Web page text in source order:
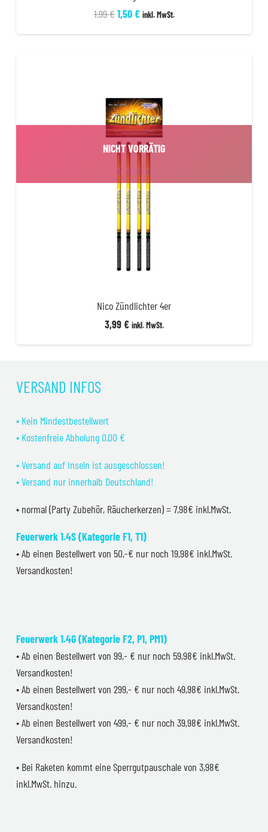
1,99€ Ursprünglicher
1,50€Aktueller
inkl. MwSt.
NICHT VORRÄTIG
Nico Zündlichter 4er
3,99€ inkl. MwSt.
VERSAND INFOS
• Kein Mindestbestellwert
• Kostenfreie Abholung 0,00 €
• Versand auf Inseln ist ausgeschlossen!
• Versand nur innerhalb Deutschland!
• normal (Party Zubehör, Räucherkerzen) = 7,98€ inkl.MwSt.
Feuerwerk 1.4S (Kategorie F1, T1)
• Ab einen Bestellwert von 50,-€ nur noch 19,98€ inkl.MwSt.
Versandkosten!
Feuerwerk 1.4G (Kategorie F2, P1, PM1)
• Ab einen Bestellwert von 99,- € nur noch 59,98€ inkl.MwSt.
Versandkosten!
• Ab einen Bestellwert von 299,- € nur noch 49,98€ inkl.MwSt.
Versandkosten!
• Ab einen Bestellwert von 499,- € nur noch 39,98€ inkl.MwSt.
Versandkosten!
• Bei Raketen kommt eine Sperrgutpauschale von 3,98€
inkl.MwSt. hinzu.